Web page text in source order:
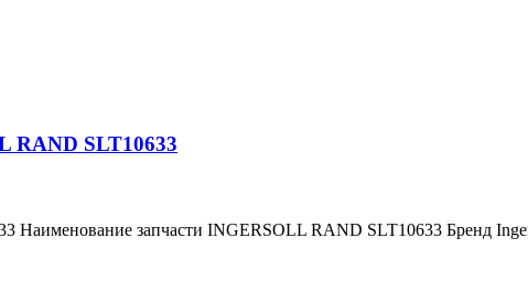
RAND SLT10633
Наименование запчасти INGERSOLL RAND SLT10633 Бренд